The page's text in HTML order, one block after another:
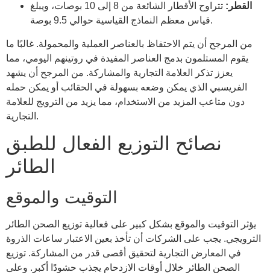
القطر:
تتراوح الأقطار الشائعة من 8 إلى 10 بوصات، ويبلغ
قياس معظم النماذج القياسية حوالي 9.5 بوصة.
من المرجح أن يتم الاحتفاظ بالعناصر العملية والمحمولة. غالبًا ما
يقوم المستلمون بدمج العناصر المفيدة في روتينهم اليومي، مما
يعزز تذكر العلامة التجارية والمشاركة. من المرجح أن يشهد
الفريسبي الذي يمكن وضعه بسهولة في الحقائب أو يمكن حمله
دون متاعب المزيد من الاستخدام، مما يزيد من الترويج للعلامة
التجارية.
نصائح التوزيع الفعال للطبق
الطائر
التوقيت والموقع
يؤثر التوقيت والموقع بشكل كبير على فعالية توزيع الصحن الطائر
الترويجي. يجب على الشركات أن تأخذ بعين الاعتبار ساعات الذروة
في المعارض التجارية لتحقيق أقصى قدر من المشاركة. توزيع
الصحن الطائر خلال أوقات الازدحام يجذب حشودًا أكبر. وعلى